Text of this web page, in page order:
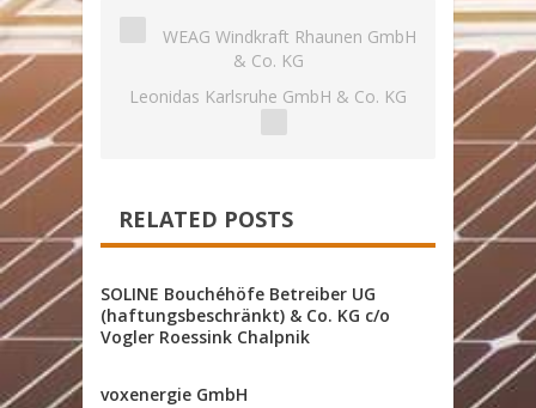
WEAG Windkraft Rhaunen GmbH
& Co. KG
Leonidas Karlsruhe GmbH & Co. KG
RELATED POSTS
SOLINE Bouchéhöfe Betreiber UG
(haftungsbeschränkt) & Co. KG c/o
Vogler Roessink Chalpnik
voxenergie GmbH